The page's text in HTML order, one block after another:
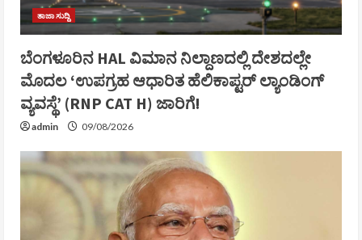
ತಾಜಾ ಸುದ್ದಿ
ಬೆಂಗಳೂರಿನ HAL ವಿಮಾನ ನಿಲ್ದಾಣದಲ್ಲಿ ದೇಶದಲ್ಲೇ
ಮೊದಲ ‘ಉಪಗ್ರಹ ಆಧಾರಿತ ಹೆಲಿಕಾಪ್ಟರ್ ಲ್ಯಾಂಡಿಂಗ್
ವ್ಯವಸ್ಥೆ’ (RNP CAT H) ಜಾರಿಗೆ!
admin 09/08/2026